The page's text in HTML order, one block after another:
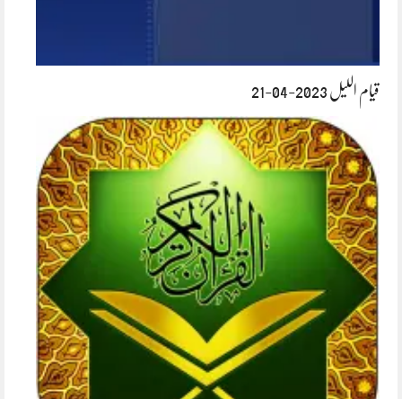
قیام اللیل 2023-04-21